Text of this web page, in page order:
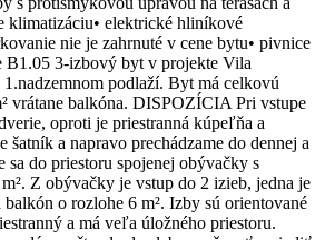
klimatizáciu• elektrické hliníkové
nie je zahrnuté v cene bytu• pivnice
B1.05 3-izbový byt v projekte Vila
1.nadzemnom podlaží. Byt má celkovú
vrátane balkóna. DISPOZÍCIA Pri vstupe
oproti je priestranná kúpeľňa a
a napravo prechádzame do dennej a
sa do priestoru spojenej obývačky s
Z obývačky je vstup do 2 izieb, jedna je
balkón o rozlohe 6 m². Izby sú orientované
a má veľa úložného priestoru.